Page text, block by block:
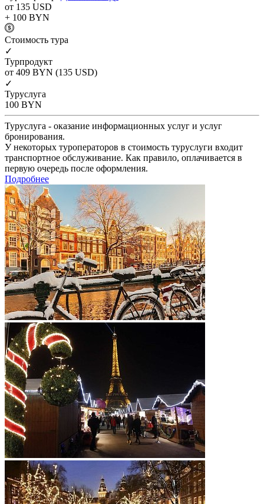
от 135 USD
+ 100 BYN
Cтоимость тура
✓
Турпродукт
от 409 BYN (135 USD)
✓
Туруслуга
100 BYN
Туруслуга - оказание информационных услуг и услуг
бронирования.
У некоторых туроператоров в стоимость туруслуги входит
транспортное обслуживание. Как правило, оплачивается в
первую очередь после оформления.
Подробнее